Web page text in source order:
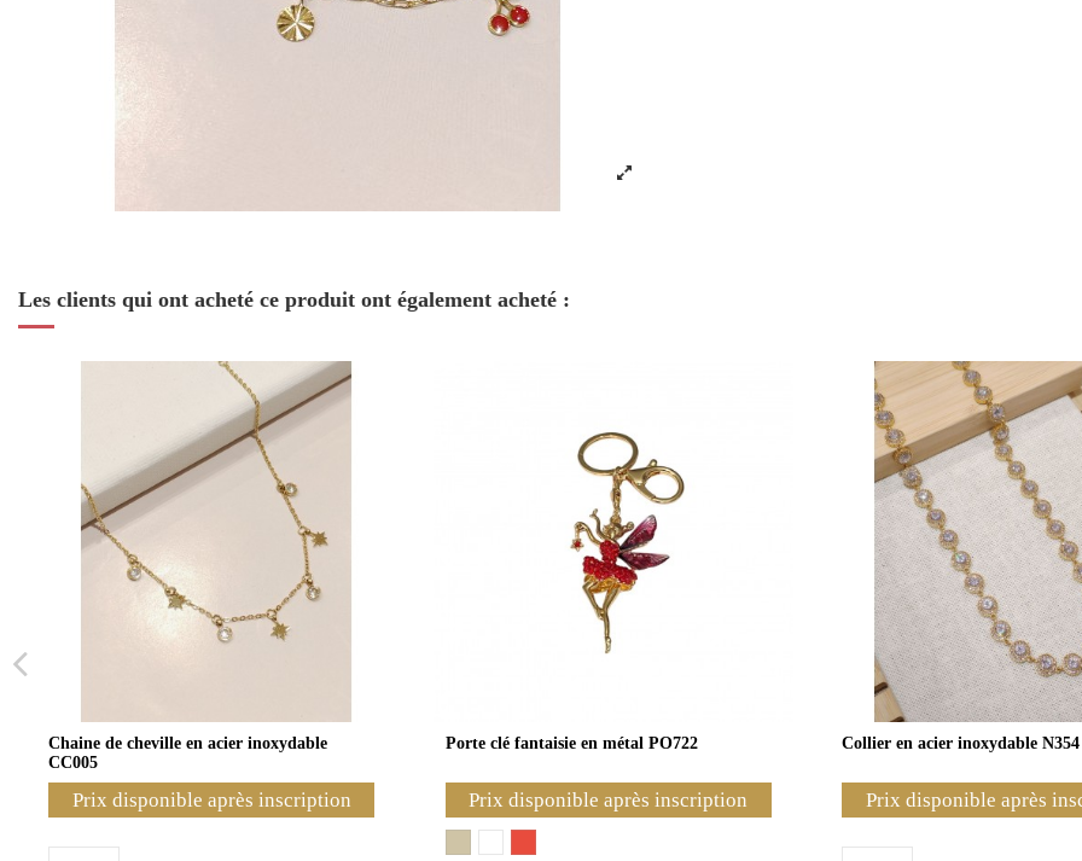
Les clients qui ont acheté ce produit ont également acheté :
Chaine de cheville en acier inoxydable
CC005
Prix disponible après inscription
Porte clé fantaisie en métal PO722
Prix disponible après inscription
Collier en acier inoxydable N354
Prix disponible après